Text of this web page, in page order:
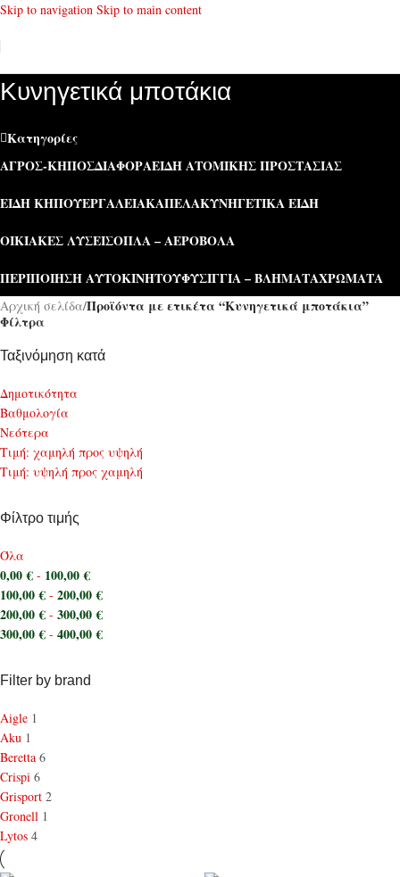
Skip to navigation Skip to main content
Κυνηγετικά μποτάκια
Κατηγορίες
ΑΓΡΌΣ-ΚΉΠΟΣΔΙΆΦΟΡΑΕΊΔΗ ΑΤΟΜΙΚΉΣ ΠΡΟΣΤΑΣΊΑΣ
ΕΊΔΗ ΚΉΠΟΥΕΡΓΑΛΕΊΑΚΑΠΕΛΑΚΥΝΗΓΕΤΙΚΆ ΕΊΔΗ
ΟΙΚΙΑΚΈΣ ΛΎΣΕΙΣΌΠΛΑ – ΑΕΡΟΒΌΛΑ
ΠΕΡΙΠΟΊΗΣΗ ΑΥΤΟΚΙΝΉΤΟΥΦΥΣΊΓΓΙΑ – ΒΛΉΜΑΤΑΧΡΏΜΑΤΑ
Αρχική σελίδα/Προϊόντα με ετικέτα “Κυνηγετικά μποτάκια”
Φίλτρα
Ταξινόμηση κατά
Δημοτικότητα
Bαθμολογία
Νεότερα
Τιμή: χαμηλή προς υψηλή
Τιμή: υψηλή προς χαμηλή
Φίλτρο τιμής
Όλα
0,00€ - 100,00€
100,00€ - 200,00€
200,00€ - 300,00€
300,00€ - 400,00€
Filter by brand
Aigle 1
Aku 1
Beretta 6
Crispi 6
Grisport 2
Gronell 1
Lytos 4